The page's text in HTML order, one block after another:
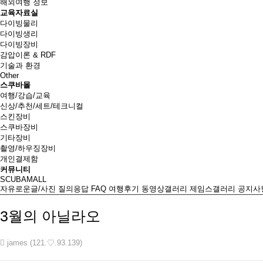
해외여행 정보
교육자료실
다이빙물리
다이빙생리
다이빙장비
감압이론 & RDF
기술과 환경
Other
스쿠바몰
여행/강습/교육
신상/추천/세트/테크니컬
스킨장비
스쿠바장비
기타장비
촬영/하우징장비
개인결제함
커뮤니티
SCUBAMALL
자유로운글/사진 질의응답 FAQ 여행후기 동영상갤러리 제임스갤러리 공지사
3월의 아닐라오
james (121.♡.93.139)